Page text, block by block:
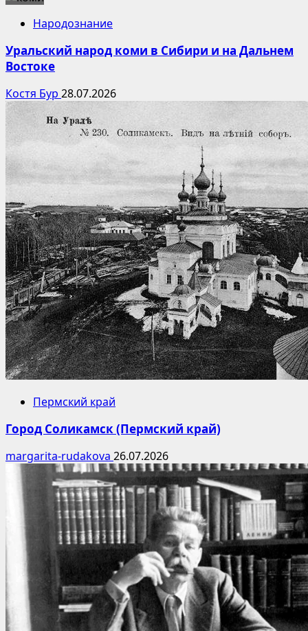
Народознание
Уральский народ коми в Сибири и на Дальнем
Востоке
Костя Бур 28.07.2026
Пермский край
Город Соликамск (Пермский край)
margarita-rudakova 26.07.2026